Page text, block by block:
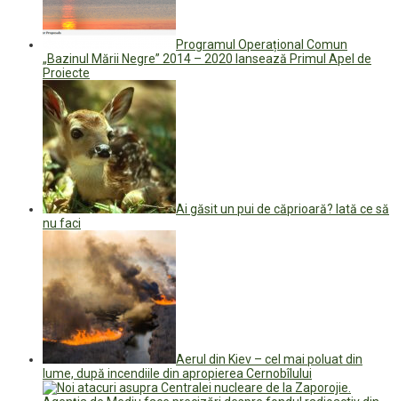
Programul Operațional Comun
„Bazinul Mării Negre” 2014 – 2020 lansează Primul Apel de
Proiecte
Ai găsit un pui de căprioară? Iată ce să
nu faci
Aerul din Kiev – cel mai poluat din
lume, după incendiile din apropierea Cernobîlului